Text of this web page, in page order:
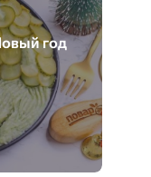
год